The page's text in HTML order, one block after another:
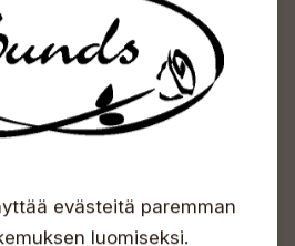
evästeitä paremman
luomiseksi.